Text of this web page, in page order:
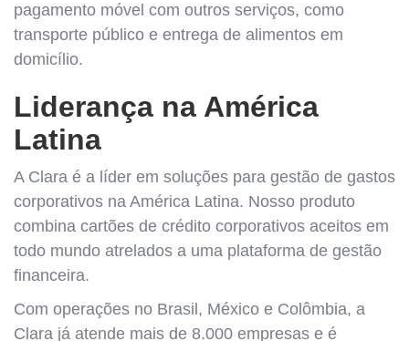
pagamento móvel com outros serviços, como
transporte público e entrega de alimentos em
domicílio.
Liderança na América
Latina
A Clara é a líder em soluções para gestão de gastos
corporativos na América Latina. Nosso produto
combina cartões de crédito corporativos aceitos em
todo mundo atrelados a uma plataforma de gestão
financeira.
Com operações no Brasil, México e Colômbia, a
Clara já atende mais de 8.000 empresas e é